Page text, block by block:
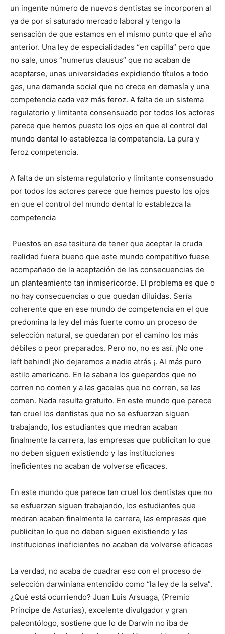
un ingente número de nuevos dentistas se incorporen al
ya de por si saturado mercado laboral y tengo la
sensación de que estamos en el mismo punto que el año
anterior. Una ley de especialidades “en capilla” pero que
no sale, unos “numerus clausus” que no acaban de
aceptarse, unas universidades expidiendo títulos a todo
gas, una demanda social que no crece en demasía y una
competencia cada vez más feroz. A falta de un sistema
regulatorio y limitante consensuado por todos los actores
parece que hemos puesto los ojos en que el control del
mundo dental lo establezca la competencia. La pura y
feroz competencia.
A falta de un sistema regulatorio y limitante consensuado
por todos los actores parece que hemos puesto los ojos
en que el control del mundo dental lo establezca la
competencia
Puestos en esa tesitura de tener que aceptar la cruda
realidad fuera bueno que este mundo competitivo fuese
acompañado de la aceptación de las consecuencias de
un planteamiento tan inmisericorde. El problema es que o
no hay consecuencias o que quedan diluidas. Sería
coherente que en ese mundo de competencia en el que
predomina la ley del más fuerte como un proceso de
selección natural, se quedaran por el camino los más
débiles o peor preparados. Pero no, no es así. ¡No one
left behind! ¡No dejaremos a nadie atrás ¡. Al más puro
estilo americano. En la sabana los guepardos que no
corren no comen y a las gacelas que no corren, se las
comen. Nada resulta gratuito. En este mundo que parece
tan cruel los dentistas que no se esfuerzan siguen
trabajando, los estudiantes que medran acaban
finalmente la carrera, las empresas que publicitan lo que
no deben siguen existiendo y las instituciones
ineficientes no acaban de volverse eficaces.
En este mundo que parece tan cruel los dentistas que no
se esfuerzan siguen trabajando, los estudiantes que
medran acaban finalmente la carrera, las empresas que
publicitan lo que no deben siguen existiendo y las
instituciones ineficientes no acaban de volverse eficaces
La verdad, no acaba de cuadrar eso con el proceso de
selección darwiniana entendido como “la ley de la selva”.
¿Qué está ocurriendo? Juan Luis Arsuaga, (Premio
Principe de Asturias), excelente divulgador y gran
paleontólogo, sostiene que lo de Darwin no iba de